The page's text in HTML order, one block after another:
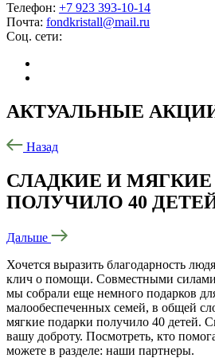
Телефон: +7 923 393-10-14
Почта: fondkristall@mail.ru
Соц. сети:
АКТУАЛЬНЫЕ
Назад
СЛАДКИЕ И
ПОЛУЧИЛО 40
Дальше
Хочется выразить благодарность
клич о помощи. Совместными
мы собрали еще немного подарков
малообеспеченных семей, в общей
мягкие подарки получило 40 детей.
вашу доброту. Посмотреть, кто
можете в разделе: наши партнеры.